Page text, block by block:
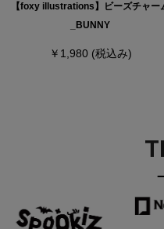
【foxy illustrations】ビーズチャー
_BUNNY
￥1,980 (税込み)